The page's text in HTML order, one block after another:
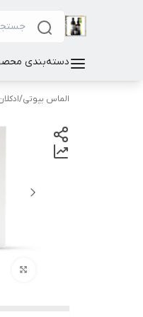
دسته‌بندی
الماس بیوتی/